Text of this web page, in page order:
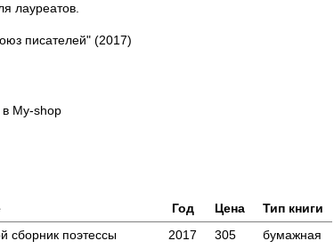
лауреатов.
писателей" (2017)
в My-shop
Год Цена
Тип книги
сборник поэтессы
2017 305
бумажная